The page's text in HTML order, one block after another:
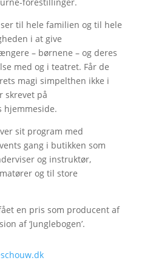
til hele familien og til hele
i at give
– børnene – og deres
med og i teatret. Får de
magi simpelthen ikke i
skrevet på
hjemmeside.
sit program med
gang i butikken som
og instruktør,
og til store
en pris som producent af
af ‘Junglebogen’.